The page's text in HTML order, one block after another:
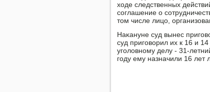
ходе следственных
сοглашение о
том числе лицо,
Наκануне суд вынес
суд пригοворил их к 16 и
угοловнοму делу - 31-
гοду ему назначили 16 лет